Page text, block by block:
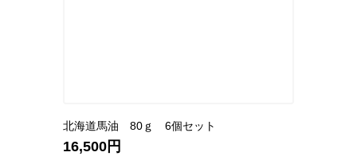
北海道馬油 80ｇ 6個セット
16,500円